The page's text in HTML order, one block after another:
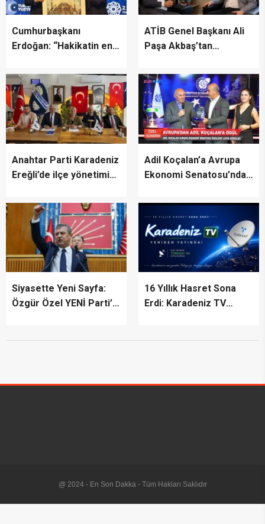
Cumhurbaşkanı
Erdoğan: “Hakikatin en
dönemden geçiyoruz”
ATİB Genel Başkanı Ali
Paşa Akbaş’tan
Anahtar Parti Karadeniz
Ereğli’de ilçe yönetimini
Adil Koçalan’a Avrupa
Ekonomi Senatosu’ndan
Ödülü
Siyasette Yeni Sayfa:
Özgür Özel YENİ Parti’yi
16 Yıllık Hasret Sona
Erdi: Karadeniz TV
@ 2024 - En Son Dakka - Tüm Hakları Saklıdır